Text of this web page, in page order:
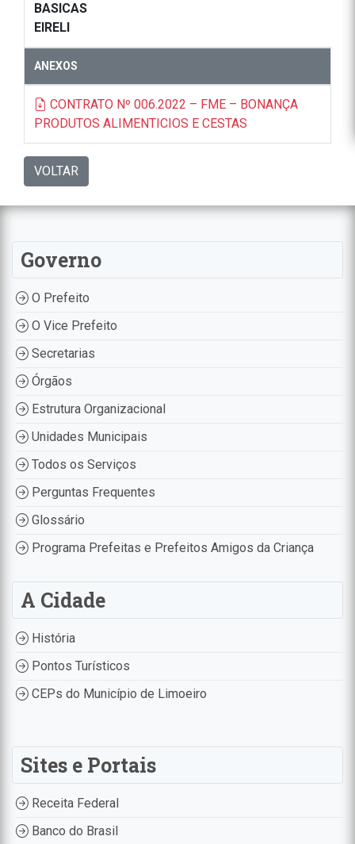
BASICAS
EIRELI
ANEXOS
CONTRATO Nº 006.2022 – FME – BONANÇA
PRODUTOS ALIMENTICIOS E CESTAS
VOLTAR
Governo
O Prefeito
O Vice Prefeito
Secretarias
Órgãos
Estrutura Organizacional
Unidades Municipais
Todos os Serviços
Perguntas Frequentes
Glossário
Programa Prefeitas e Prefeitos Amigos da Criança
A Cidade
História
Pontos Turísticos
CEPs do Município de Limoeiro
Sites e Portais
Receita Federal
Banco do Brasil